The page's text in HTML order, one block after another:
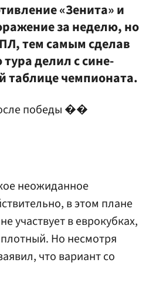
«Зенита» и
за неделю, но
тем самым сделав
делил с сине-
таблице чемпионата.
победы ��
неожиданное
в этом плане
участвует в еврокубках,
Но несмотря
что вариант со